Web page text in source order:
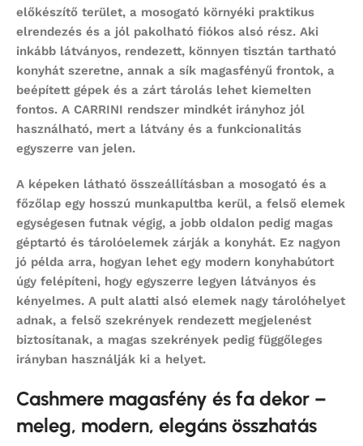
előkészítő terület, a mosogató környéki praktikus
elrendezés és a jól pakolható fiókos alsó rész. Aki
inkább látványos, rendezett, könnyen tisztán tartható
konyhát szeretne, annak a sík magasfényű frontok, a
beépített gépek és a zárt tárolás lehet kiemelten
fontos. A CARRINI rendszer mindkét irányhoz jól
használható, mert a látvány és a funkcionalitás
egyszerre van jelen.
A képeken látható összeállításban a mosogató és a
főzőlap egy hosszú munkapultba kerül, a felső elemek
egységesen futnak végig, a jobb oldalon pedig magas
géptartó és tárolóelemek zárják a konyhát. Ez nagyon
jó példa arra, hogyan lehet egy modern konyhabútort
úgy felépíteni, hogy egyszerre legyen látványos és
kényelmes. A pult alatti alsó elemek nagy tárolóhelyet
adnak, a felső szekrények rendezett megjelenést
biztosítanak, a magas szekrények pedig függőleges
irányban használják ki a helyet.
Cashmere magasfény és fa dekor –
meleg, modern, elegáns összhatás